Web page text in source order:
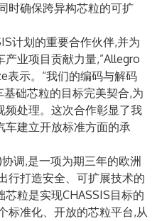
时确保跨异构芯粒的可扩
计划的重要合作伙伴,并为
业项目贡献力量,”Allegro
表示。“我们的编码与解码
础芯粒的目标完美契合,为
频处理。这次合作彰显了我
车建立开放标准方面的承
调,是一项为期三年的欧洲
行打造安全、可扩展技术的
粒是实现CHASSIS目标的
标准化、开放的芯粒平台,从